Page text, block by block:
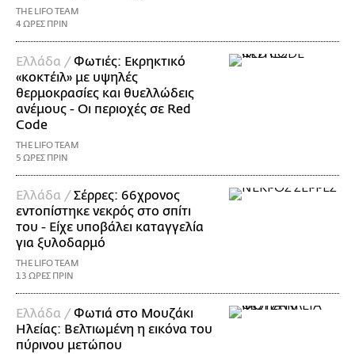
THE LIFO TEAM
4 ΩΡΕΣ ΠΡΙΝ
Ελλάδα /Φωτιές: Εκρηκτικό
«κοκτέιλ» με υψηλές
θερμοκρασίες και θυελλώδεις
ανέμους - Οι περιοχές σε Red
Code
THE LIFO TEAM
5 ΩΡΕΣ ΠΡΙΝ
Ελλάδα /Σέρρες: 66χρονος
εντοπίστηκε νεκρός στο σπίτι
του - Είχε υποβάλει καταγγελία
για ξυλοδαρμό
THE LIFO TEAM
13 ΩΡΕΣ ΠΡΙΝ
Ελλάδα /Φωτιά στο Μουζάκι
Ηλείας: Βελτιωμένη η εικόνα του
πύρινου μετώπου